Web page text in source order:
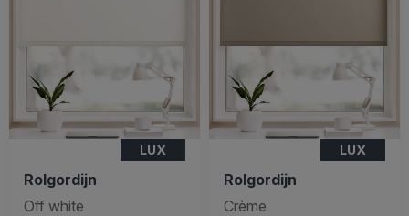
LUX
Rolgordijn
Off white
LUX
Rolgordijn
Crème